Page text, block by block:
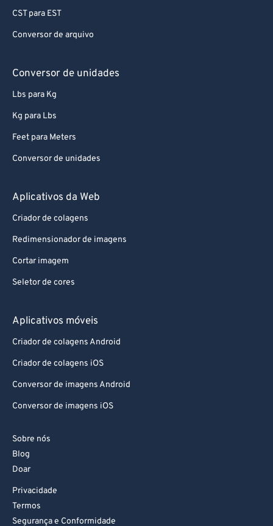
CST para EST
Conversor de arquivo
Conversor de unidades
Lbs para Kg
Kg para Lbs
Feet para Meters
Conversor de unidades
Aplicativos da Web
Criador de colagens
Redimensionador de imagens
Cortar imagem
Seletor de cores
Aplicativos móveis
Criador de colagens Android
Criador de colagens iOS
Conversor de imagens Android
Conversor de imagens iOS
Sobre nós
Blog
Doar
Privacidade
Termos
Segurança e Conformidade